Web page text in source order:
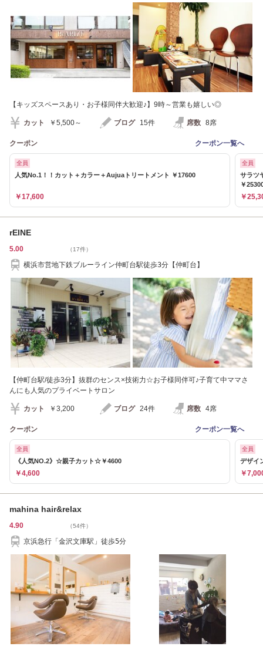
【キッズスペースあり・お子様同伴大歓迎♪】9時～営業も嬉しい◎
カット ￥5,500～ ブログ 15件 席数 8席
クーポン クーポン一覧へ
全員
人気No.1！！カット＋カラー＋Aujuaトリートメント ￥17600
￥17,600
全員
サラツ
￥
￥
rEINE
5.00 （17件）
横浜市営地下鉄ブルーライン仲町台駅徒歩3分【仲町台】
【仲町台駅/徒歩3分】抜群のセンス×技術力☆お子様同伴可♪子育て中ママさ
んにも人気のプライベートサロン
カット ￥3,200 ブログ 24件 席数 4席
クーポン クーポン一覧へ
全員
《人気NO.2》☆親子カット☆￥4600
￥4,600
全員
デザイ
￥
mahina hair&relax
4.90 （54件）
京浜急行「金沢文庫駅」徒歩5分